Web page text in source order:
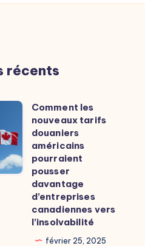
récents
Comment les
nouveaux tarifs
douaniers
américains
pourraient
pousser
davantage
d’entreprises
canadiennes vers
l’insolvabilité
février 25, 2025